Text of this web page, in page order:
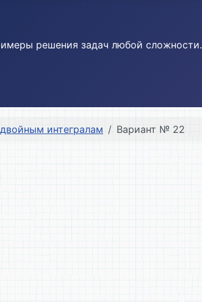
решения задач любой сложности.
интегралам Вариант № 22